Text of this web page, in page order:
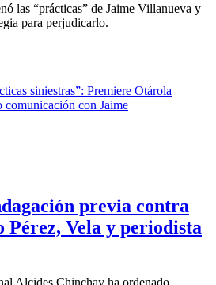
las “prácticas” de Jaime Villanueva y
para perjudicarlo.
previa contra
Pérez, Vela y periodista